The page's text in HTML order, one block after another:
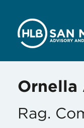
Ornella
Rag.